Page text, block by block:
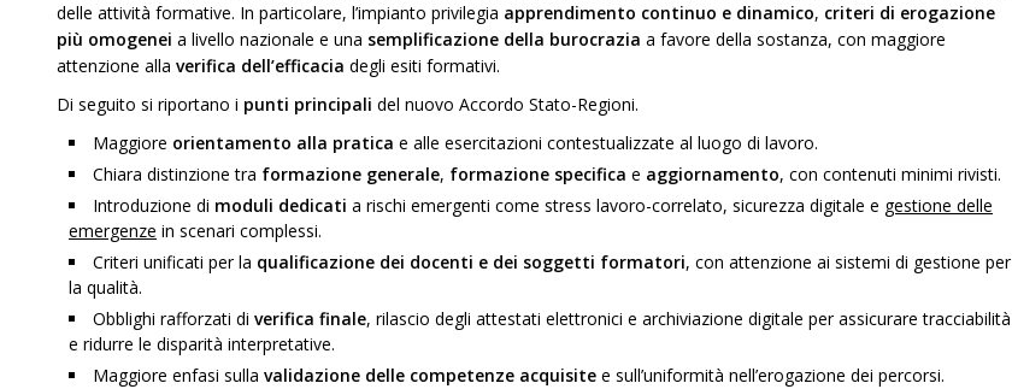
delle attività formative. In particolare, l’impianto privilegia apprendimento continuo e dinamico, criteri di erogazione
più omogenei a livello nazionale e una semplificazione della burocrazia a favore della sostanza, con maggiore
attenzione alla verifica dell’efficacia degli esiti formativi.
Di seguito si riportano i punti principali del nuovo Accordo Stato-Regioni.
Maggiore orientamento alla pratica e alle esercitazioni contestualizzate al luogo di lavoro.
Chiara distinzione tra formazione generale, formazione specifica e aggiornamento, con contenuti minimi rivisti.
Introduzione di moduli dedicati a rischi emergenti come stress lavoro-correlato, sicurezza digitale e gestione delle
emergenze in scenari complessi.
Criteri unificati per la qualificazione dei docenti e dei soggetti formatori, con attenzione ai sistemi di gestione per
la qualità.
Obblighi rafforzati di verifica finale, rilascio degli attestati elettronici e archiviazione digitale per assicurare tracciabilità
e ridurre le disparità interpretative.
Maggiore enfasi sulla validazione delle competenze acquisite e sull’uniformità nell’erogazione dei percorsi.